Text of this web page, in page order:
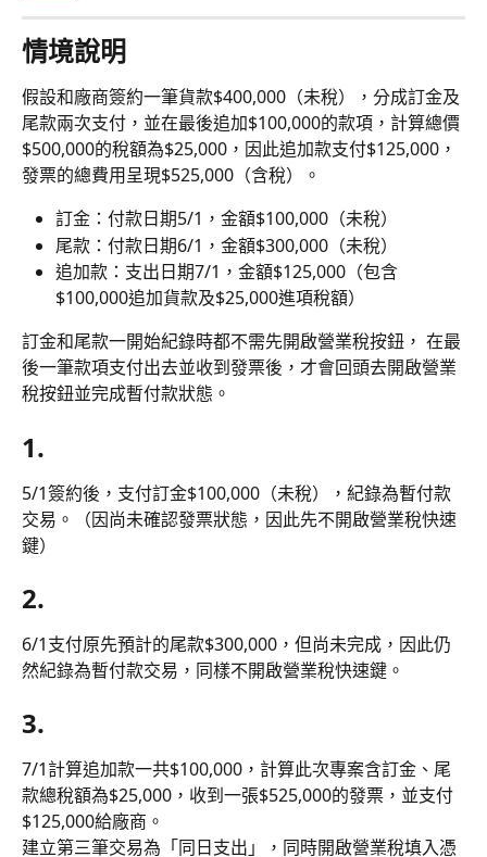
情境說明
假設和廠商簽約一筆貨款$400,000（未稅），分成訂金及
尾款兩次支付，並在最後追加$100,000的款項，計算總價
$500,000的稅額為$25,000，因此追加款支付$125,000，
發票的總費用呈現$525,000（含稅）。
訂金：付款日期5/1，金額$100,000（未稅）
尾款：付款日期6/1，金額$300,000（未稅）
追加款：支出日期7/1，金額$125,000（包含
$100,000追加貨款及$25,000進項稅額）
訂金和尾款一開始紀錄時都不需先開啟營業稅按鈕， 在最
後一筆款項支付出去並收到發票後，才會回頭去開啟營業
稅按鈕並完成暫付款狀態。
1.
5/1簽約後，支付訂金$100,000（未稅），紀錄為暫付款
交易。（因尚未確認發票狀態，因此先不開啟營業稅快速
鍵）
2.
6/1支付原先預計的尾款$300,000，但尚未完成，因此仍
然紀錄為暫付款交易，同樣不開啟營業稅快速鍵。
3.
7/1計算追加款一共$100,000，計算此次專案含訂金、尾
款總稅額為$25,000，收到一張$525,000的發票，並支付
$125,000給廠商。
建立第三筆交易為「同日支出」，同時開啟營業稅填入憑